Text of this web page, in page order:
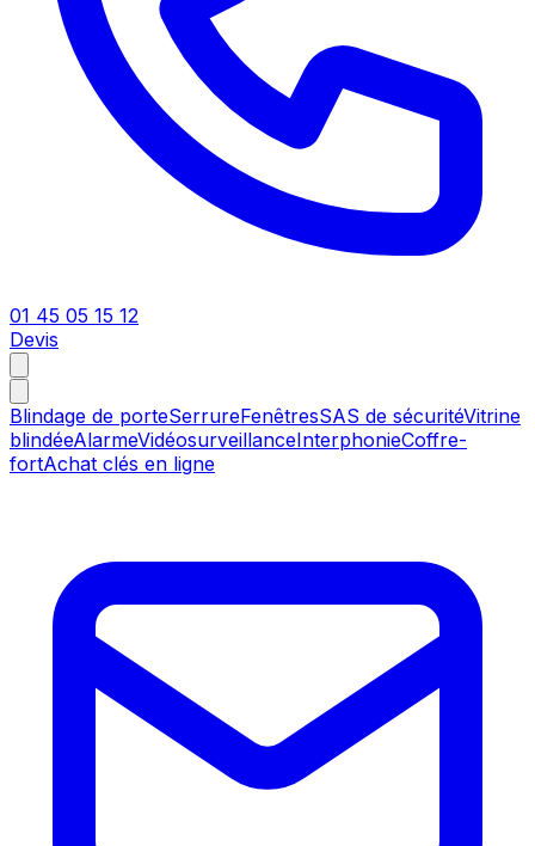
01 45 05 15 12
Devis
Blindage de porteSerrureFenêtresSAS de sécuritéVitrine
blindéeAlarmeVidéosurveillanceInterphonieCoffre-
fortAchat clés en ligne